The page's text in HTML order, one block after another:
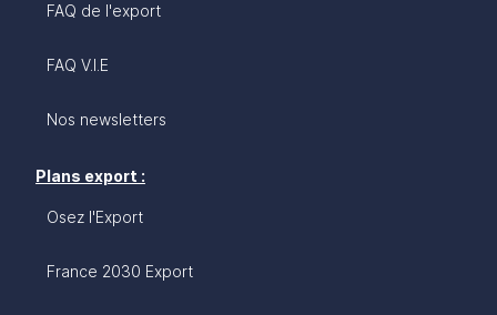
FAQ de l'export
FAQ V.I.E
Nos newsletters
Plans export :
Osez l'Export
France 2030 Export